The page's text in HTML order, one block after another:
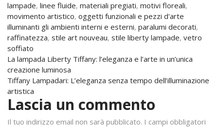
lampade, linee fluide, materiali pregiati, motivi floreali,
movimento artistico, oggetti funzionali e pezzi d'arte
illuminanti gli ambienti interni e esterni, paralumi decorati,
raffinatezza, stile art nouveau, stile liberty lampade, vetro
soffiato
Navigazione
articoli
La lampada Liberty Tiffany: l’eleganza e l’arte in un’unica
creazione luminosa
Tiffany Lampadari: L’eleganza senza tempo dell’illuminazione
artistica
Lascia un commento
Il tuo indirizzo email non sarà pubblicato. I campi obbligatori